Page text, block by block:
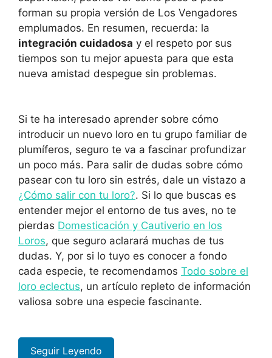
forman su propia versión de Los Vengadores
emplumados. En resumen, recuerda: la
integración cuidadosa y el respeto por sus
tiempos son tu mejor apuesta para que esta
nueva amistad despegue sin problemas.
Si te ha interesado aprender sobre cómo
introducir un nuevo loro en tu grupo familiar de
plumíferos, seguro te va a fascinar profundizar
un poco más. Para salir de dudas sobre cómo
pasear con tu loro sin estrés, dale un vistazo a
¿Cómo salir con tu loro?. Si lo que buscas es
entender mejor el entorno de tus aves, no te
pierdas Domesticación y Cautiverio en los
Loros, que seguro aclarará muchas de tus
dudas. Y, por si lo tuyo es conocer a fondo
cada especie, te recomendamos Todo sobre el
loro eclectus, un artículo repleto de información
valiosa sobre una especie fascinante.
Seguir Leyendo